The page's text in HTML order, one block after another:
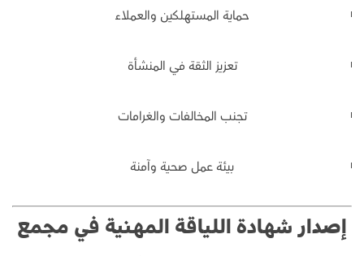
حماية المستهلكين والعملاء
تعزيز الثقة في المنشأة
تجنب المخالفات والغرامات
بيئة عمل صحية وآمنة
إصدار شهادة اللياقة المهنية في مجمع